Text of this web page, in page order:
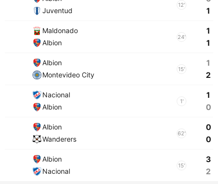
Juventud
12'
1
Maldonado
Albion
24'
1
1
Albion
Montevideo City
15'
1
2
Nacional
Albion
1'
1
0
Albion
Wanderers
62'
0
0
Albion
Nacional
15'
3
2